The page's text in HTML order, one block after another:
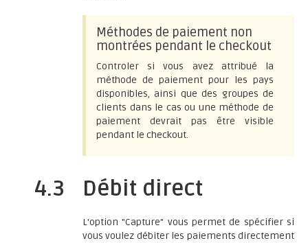
Méthodes de paiement non
montrées pendant le checkout
Controler si vous avez attribué la
méthode de paiement pour les pays
disponibles, ainsi que des groupes de
clients dans le cas ou une méthode de
paiement devrait pas être visible
pendant le checkout.
4.3 Débit direct
L'option "Capture" vous permet de spécifier si
vous voulez débiter les paiements directement